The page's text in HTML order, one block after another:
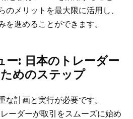
のメリットを最大限に活用し、
を進めることができます。
: 日本のトレーダー
めのステップ
な計画と実行が必要です。
ーダーが取引をスムーズに始め